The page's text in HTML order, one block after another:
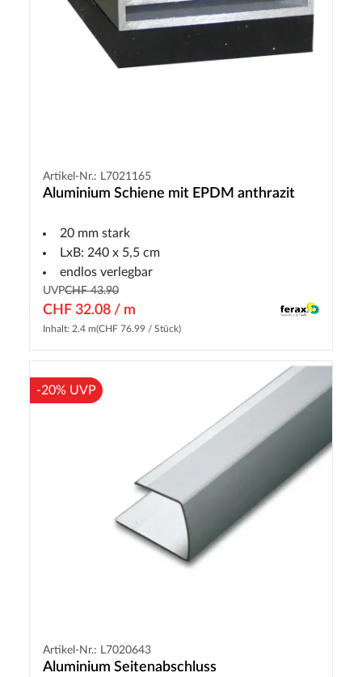
Artikel-Nr.: L7021165
Aluminium Schiene mit EPDM anthrazit
20 mm stark
LxB: 240 x 5,5 cm
endlos verlegbar
UVPCHF 43.90
CHF 32.08 / m
Inhalt: 2.4 m(CHF 76.99 / Stück)
-20% UVP
Artikel-Nr.: L7020643
Aluminium Seitenabschluss